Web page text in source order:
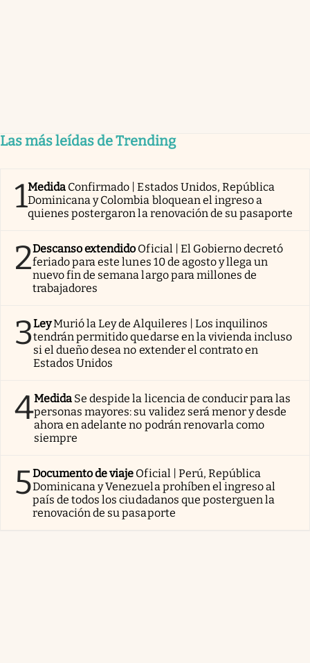
Las más leídas de Trending
1Medida Confirmado | Estados Unidos, República
Dominicana y Colombia bloquean el ingreso a
quienes postergaron la renovación de su pasaporte
2Descanso extendido Oficial | El Gobierno decretó
feriado para este lunes 10 de agosto y llega un
nuevo fin de semana largo para millones de
trabajadores
3LeyMurió la Ley de Alquileres | Los inquilinos
tendrán permitido quedarse en la vivienda incluso
si el dueño desea no extender el contrato en
Estados Unidos
4Medida Se despide la licencia de conducir para las
personas mayores: su validez será menor y desde
ahora en adelante no podrán renovarla como
siempre
5Documento de viaje Oficial | Perú, República
Dominicana y Venezuela prohíben el ingreso al
país de todos los ciudadanos que posterguen la
renovación de su pasaporte